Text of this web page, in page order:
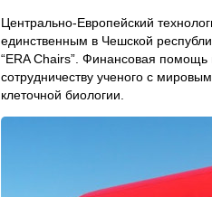
Центрально-Европейский
единственным в Чешской
“ERA Chairs”. Финансовая помощь
сотрудничеству ученого с
клеточной биологии.